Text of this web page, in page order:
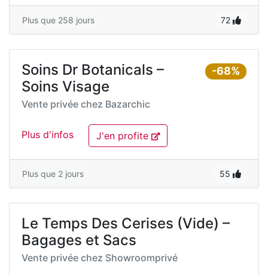
Plus que 258 jours 72
-68%
Soins Dr Botanicals –
Soins Visage
Vente privée chez Bazarchic
Plus d'infos J'en profite
Plus que 2 jours 55
Le Temps Des Cerises (Vide) –
Bagages et Sacs
Vente privée chez Showroomprivé